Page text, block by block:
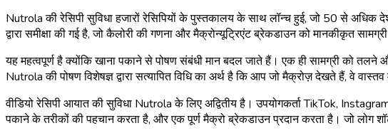
Nutrola की रेसिपी सुविधा हजारों रेसिपियों के पुस्तकालय के साथ लॉन्च हुई, जो 50 से अधिक
द्वारा समीक्षा की गई है, जो कैलोरी की गणना और मैक्रोन्यूट्रिएंट ब्रेकडाउन को मानकीकृत
यह महत्वपूर्ण है क्योंकि खाना पकाने से पोषण संबंधी मान बदल जाते हैं। एक ही सामग्री को
Nutrola की पोषण विशेषज्ञ द्वारा सत्यापित विधि का अर्थ है कि आप जो मैक्रोज़ देखते हैं, वे
वीडियो रेसिपी आयात की सुविधा Nutrola के लिए अद्वितीय है। उपयोगकर्ता TikTok,
पकाने के तरीकों की पहचान करता है, और एक पूर्ण मैक्रो ब्रेकडाउन प्रदान करता है। जो लोग